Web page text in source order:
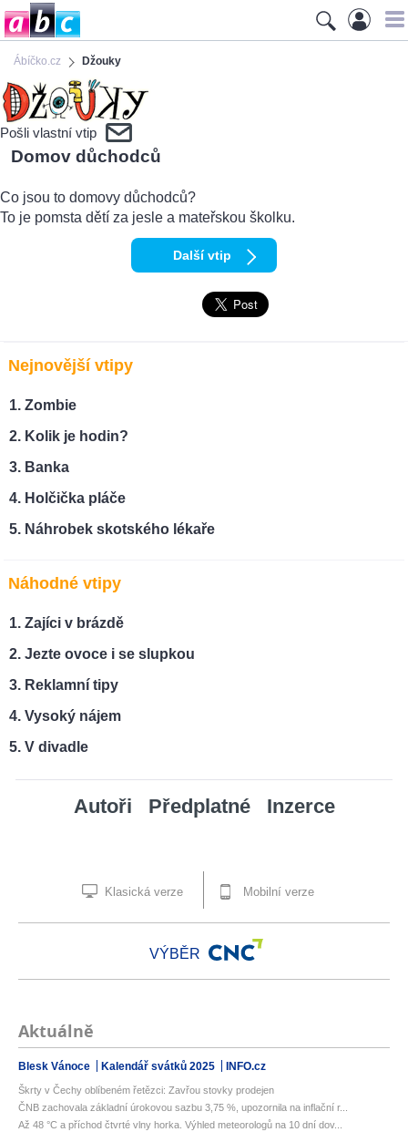
Ábíčko.cz Džouky
Pošli vlastní vtip
Domov důchodců
Co jsou to domovy důchodců?
To je pomsta dětí za jesle a mateřskou školku.
Další vtip
Nejnovější vtipy
Zombie
Kolik je hodin?
Banka
Holčička pláče
Náhrobek skotského lékaře
Náhodné vtipy
Zajíci v brázdě
Jezte ovoce i se slupkou
Reklamní tipy
Vysoký nájem
V divadle
Autoři Předplatné Inzerce
Klasická verze Mobilní verze
VÝBĚR
Aktuálně
Blesk Vánoce Kalendář svátků 2025 INFO.cz
Škrty v Čechy oblíbeném řetězci: Zavřou stovky prodejen
ČNB zachovala základní úrokovou sazbu 3,75 %, upozornila na inflační r...
Až 48 °C a příchod čtvrté vlny horka. Výhled meteorologů na 10 dní dov...